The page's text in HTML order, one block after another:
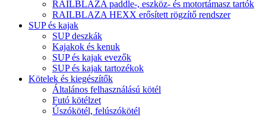
RAILBLAZA paddle-, eszköz- és motortámasz tartók
RAILBLAZA HEXX erősített rögzítő rendszer
SUP és kajak
SUP deszkák
Kajakok és kenuk
SUP és kajak evezők
SUP és kajak tartozékok
Kötelek és kiegészítők
Általános felhasználású kötél
Futó kötélzet
Úszókötél, felúszókötél